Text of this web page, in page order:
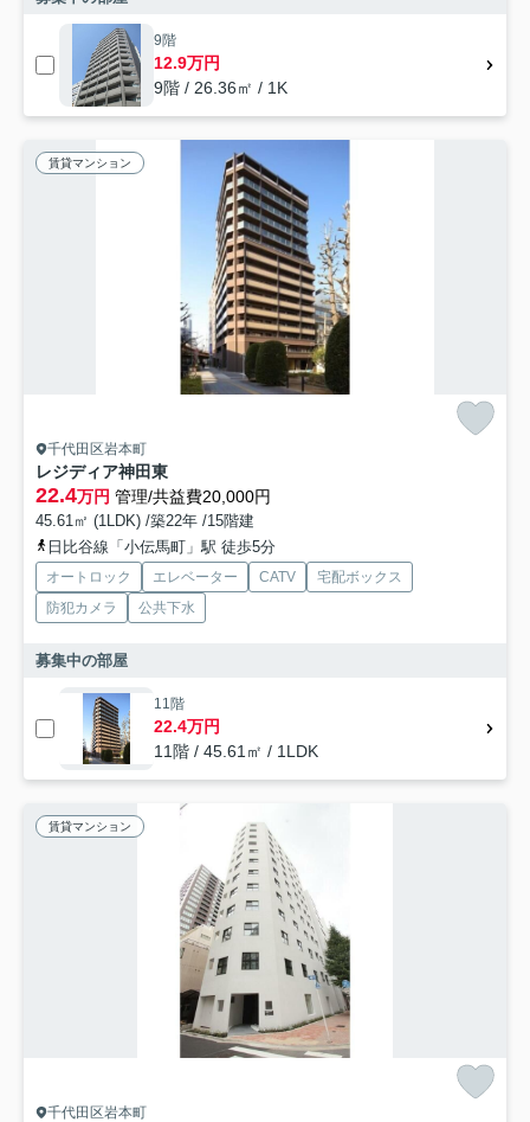
9階
12.9万円
9階 / 26.36㎡ / 1K
賃貸マンション
千代田区岩本町
レジディア神田東
22.4万円 管理/共益費20,000円
45.61㎡ (1LDK) /築22年 /15階建
日比谷線「小伝馬町」駅 徒歩5分
オートロック エレベーター CATV
宅配ボックス
防犯カメラ
公共下水
募集中の部屋
11階
22.4万円
11階 / 45.61㎡ / 1LDK
賃貸マンション
千代田区岩本町